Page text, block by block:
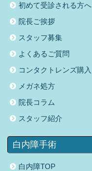
初めて受診される方へ
院長ご挨拶
スタッフ募集
よくあるご質問
コンタクトレンズ購入
メガネ処方
院長コラム
スタッフ紹介
白内障手術
白内障TOP